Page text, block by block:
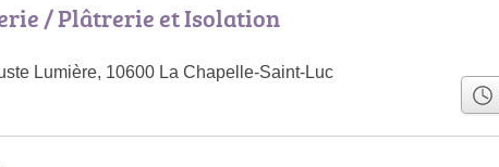
/ Plâtrerie et Isolation
Lumière, 10600 La Chapelle-Saint-Luc